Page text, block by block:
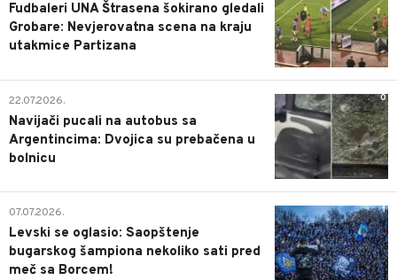
Fudbaleri UNA Štrasena šokirano gledali
Grobare: Nevjerovatna scena na kraju
utakmice Partizana
0
22.07.2026.
Navijači pucali na autobus sa
Argentincima: Dvojica su prebačena u
bolnicu
1
07.07.2026.
Levski se oglasio: Saopštenje
bugarskog šampiona nekoliko sati pred
meč sa Borcem!